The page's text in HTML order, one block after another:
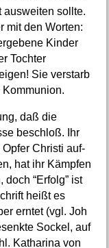
ausweiten sollte.
mit den Worten:
Kinder
Tochter
Sie verstarb
daß die
beschloß. Ihr
Christi auf-
hat ihr Kämpfen
“Erfolg” ist
heißt es
erntet (vgl. Joh
Sockel, auf
Katharina von